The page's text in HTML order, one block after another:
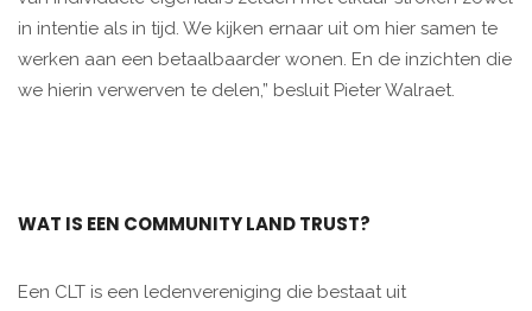
in intentie als in tijd. We kijken ernaar uit om hier samen te
werken aan een betaalbaarder wonen. En de inzichten die
we hierin verwerven te delen,” besluit Pieter Walraet.
WAT IS EEN COMMUNITY LAND TRUST?
Een CLT is een ledenvereniging die bestaat uit